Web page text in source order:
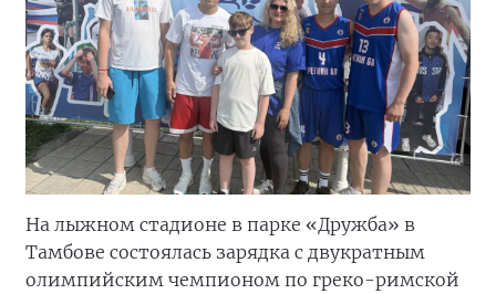
На лыжном стадионе в парке «Дружба» в
Тамбове состоялась зарядка с двукратным
олимпийским чемпионом по греко-римской